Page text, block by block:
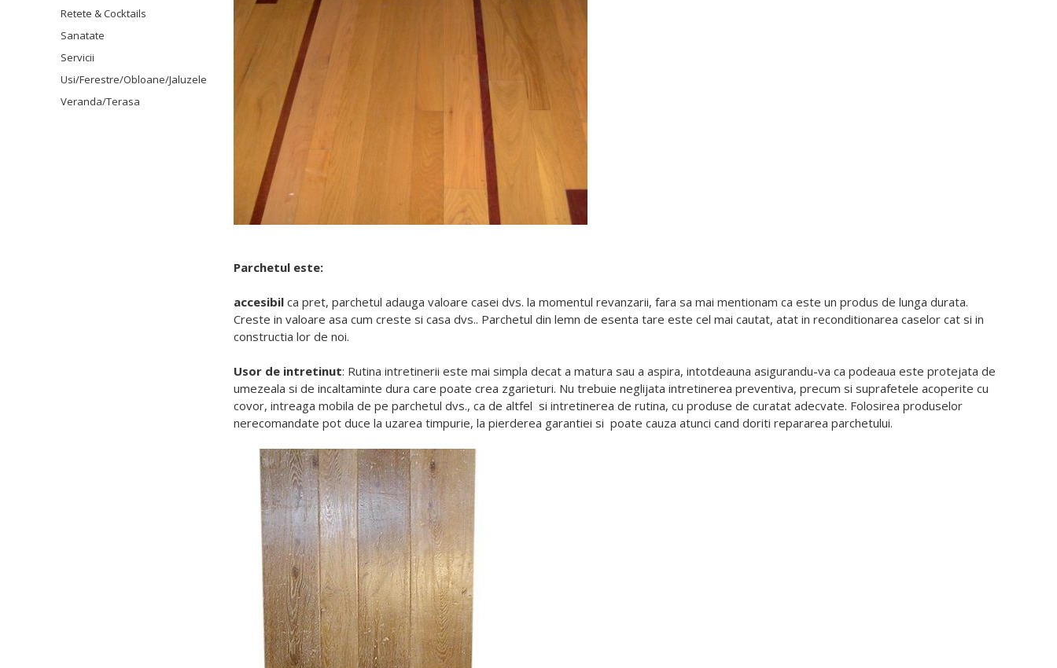
Retete & Cocktails
Sanatate
Servicii
Usi/Ferestre/Obloane/Jaluzele
Veranda/Terasa
Parchetul este:
accesibil ca pret, parchetul adauga valoare casei dvs. la momentul revanzarii, fara sa mai mentionam ca este un produs de lunga durata.
Creste in valoare asa cum creste si casa dvs.. Parchetul din lemn de esenta tare este cel mai cautat, atat in reconditionarea caselor cat si in
constructia lor de noi.
Usor de intretinut: Rutina intretinerii este mai simpla decat a matura sau a aspira, intotdeauna asigurandu-va ca podeaua este protejata de
umezeala si de incaltaminte dura care poate crea zgarieturi. Nu trebuie neglijata intretinerea preventiva, precum si suprafetele acoperite cu
covor, intreaga mobila de pe parchetul dvs., ca de altfel si intretinerea de rutina, cu produse de curatat adecvate. Folosirea produselor
nerecomandate pot duce la uzarea timpurie, la pierderea garantiei si poate cauza atunci cand doriti repararea parchetului.